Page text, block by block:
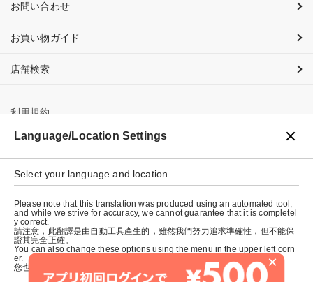
お問い合わせ
お買い物ガイド
店舗検索
利用規約
プライバシーポリシー
特定商取引法に基づく表示
会社概要
×
Language/Location Settings
Select your language and location
Please note that this translation was produced using an automated tool,
and while we strive for accuracy, we cannot guarantee that it is completel
y correct.
請注意，此翻譯是由自動工具產生的，雖然我們努力追求準確性，但不能保
證其完全正確。
You can also change these options using the menu in the upper left corn
er.
您也可以使用左上角的選單來更改這些選項。